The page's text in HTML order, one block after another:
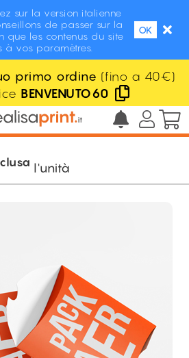
sur la version italienne
de passer sur la
que les contenus du site
à vos paramètres.
OK
primo ordine (fino a 40€)
BENVENUTO60
Astucci ovali
ovale
l'unità